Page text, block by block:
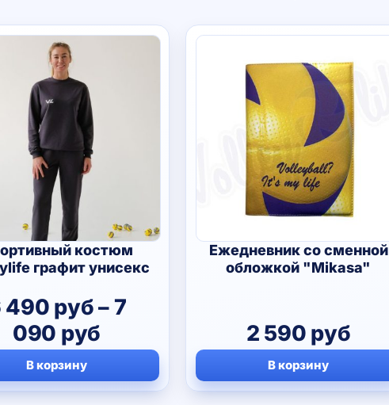
костюм
графит унисекс
490 руб–7
090 руб
цен:
6
В корзину
Ежедневник со сменной
обложкой "Mikasa"
2 590 руб
В корзину